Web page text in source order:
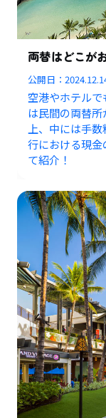
両替はどこが
公開日：
空港やホテル
は民間の両替
上、中には手
行における現
て紹介！